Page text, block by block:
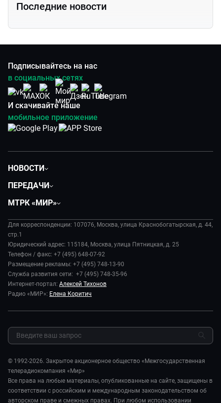
Последние новости
Подписывайтесь на нас
в социальных сетях
И скачивайте наше
мобильное приложение
НОВОСТИ
Экономика
Происшествия
В содружестве
В мире
Наука и технологии
Здоровье и медицина
Спорт
Шоу-бизнес
Стиль жизни
Сад и огород
ПЕРЕДАЧИ
Дела судебные
Диктор делает
Игра в кино
Игра в кино. Мультфильмы
Исторический детектив
Миллион за 5 минут
Мировое соглашение
Предварительный диагноз
Пять причин поехать в...
МТРК «МИР»
История
Руководство
Новости компании
Пресса о нас
Карьера
Реклама
Закупки и тендеры
Обратная связь
Для корреспонденции: 107076, Москва, улица Краснобогатырская, д. 44,
стр.1
Юридический адрес: 115184, Москва, улица Пятницкая, д. 25
Телефон / факс: +7 (495) 648-07-92
Размещение рекламы: +7 (495) 748-13-90
Служба развития сети: +7 (495) 748-35-96
Интернет-портал: Алексей Тихонов
Радио «МИР»: Елена Коритич
© 1992-2026. Закрытое акционерное общество «Межгосударственная
телерадиокомпания «Мир»
Все права на любые материалы, опубликованные на сайте, защищены в
соответствии с российским и международным законодательством об
авторском праве и смежных правах. При любом использовании